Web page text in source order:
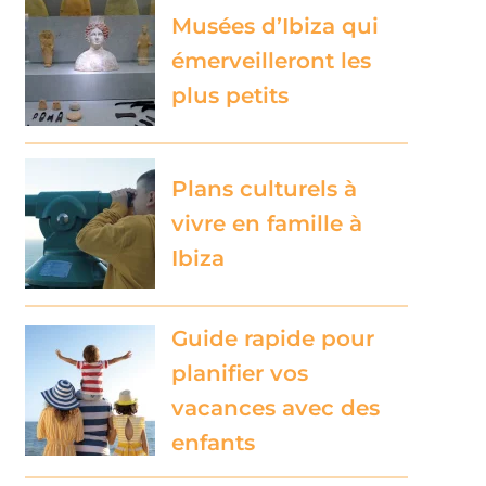
Musées d’Ibiza qui
émerveilleront les
plus petits
Plans culturels à
vivre en famille à
Ibiza
Guide rapide pour
planifier vos
vacances avec des
enfants